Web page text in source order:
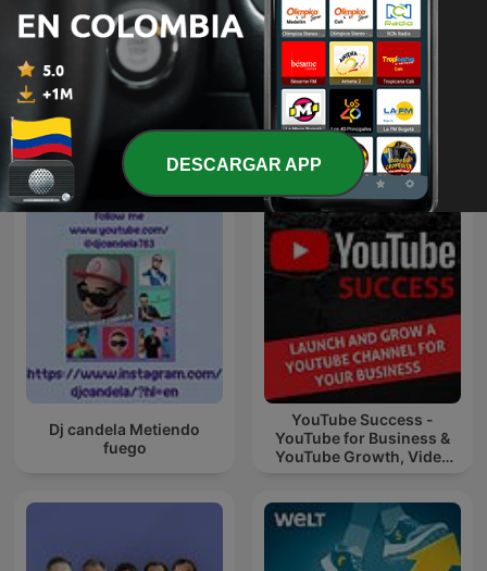
BIM podcast T3小组
Más podcasts internacionales de Finanzas
Dj candela Metiendo
fuego
YouTube Success -
YouTube for Business &
YouTube Growth, Video
DESCARGAR APP